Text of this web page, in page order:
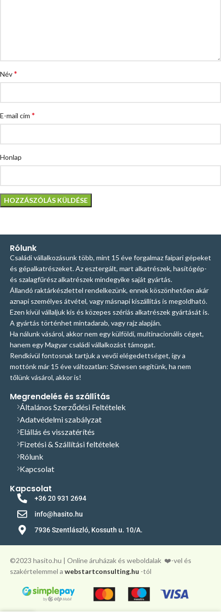
Név*
E-mail cím *
Honlap
Rólunk
Családi vállalkozásunk több, mint 15 éve forgalmaz faipari gépeket
és gépalkatrészeket. Az esztergált, mart alkatrészek, hasítógép-
és szalagfűrész alkatrészek mindegyike saját gyártás.
Állandó raktárkészlettel rendelkezünk, ennek köszönhetően akár
aznapi személyes átvétel, vagy másnapi kiszállítás is megoldható.
Ezen kívül vállaljuk kis és közepes szériás alkatrészek gyártását is.
A gyártás történhet mintadarab, vagy rajz alapján.
Ha nálunk vásárol, akkor nem egy külföldi, multinacionális céget,
hanem egy Magyar családi vállalkozást támogat.
Rendkívül fontosnak tartjuk a vevői elégedettséget, így a
mottónk már 15 éve változatlan: Szívesen segítünk, ha nem
tőlünk vásárol, akkor is!
Megrendelés és szállítás
Általános Szerződési Feltételek
Adatvédelmi szabályzat
Elállás és visszatérítés
Fizetési & Szállítási feltételek
Rólunk
Kapcsolat
Kapcsolat
+36 20 931 2694
info@hasito.hu
7936 Szentlászló, Kossuth u. 10/A.
©️2023 hasito.hu | Online áruházak és weboldalak ❤️-vel és
szakértelemmel a webstartconsulting.hu -tól